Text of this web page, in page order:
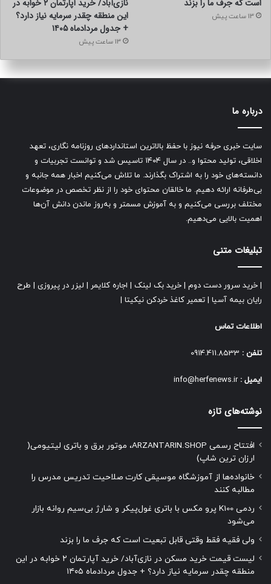
است که جرف ما را بزند
13 ساعت پیش
نازی‌آباد/ خرید آپارتمان ۲ خوابه در
این منطقه چقدر سرمایه نیاز دارد؟
+ جدول مردادماه ۱۴۰۵
13 ساعت پیش
درباره ما
سایت خبری حرفه نیوز با حفظ بالاترین استانداردهای روزنامه نگاری، تعهد
اخلاقی، تولید محتوا و.. در سال ۱۴۰۴ تاسیس شد و توانست تجربیات و
دانسته‌های خود را به اشتراک بگذارند. ما تلاش می‌کنیم اخبار همه جانبه و
بی‌طرفانه ارائه دهیم. ما خالقان محتوای خود را از نظر تخصص در موضوعات
مختلف بررسی می‌کنیم و به آموزش مسمتر و به‌روز ماندن دانش آن‌ها
اهمیت بالایی می‌دهیم.
تبلیغات متنی
| خرید سرور دست دوم | خرید بک لینک | اجاره کلایمر | لیزر در پیروزی | طرح
رایان بیمه آسیا | تعمیر کاغذ خردکن نیکیتا |
اطلاعات تماس
تلفن :
ایمیل : info@herfenews.ir
نوشته‌های تازه
افتتاح رسمی ARZANTARIN.SHOP، موتور برق و باتری لیتیومی(
ارزان ترین شاپ)
خانواده‌ها از آموزشگاه موسیقی کارت صلاحیت تدریس مدرس را
مطالبه کنند
ردمی K100 پرو مکس با باتری غول‌پیکر و شارژ بی‌سیم روانه بازار
می‌شود
ولی فقیه فقط وقتی قابل تبعیت است که جرف ما را بزند
لیست قیمت خرید مسکن در نازی‌آباد/ خرید آپارتمان ۲ خوابه در این
منطقه چقدر سرمایه نیاز دارد؟ + جدول مردادماه ۱۴۰۵